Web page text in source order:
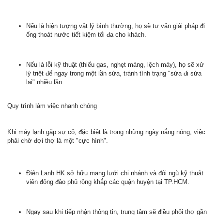
Nếu là hiện tượng vật lý bình thường, họ sẽ tư vấn giải pháp đi
ống thoát nước tiết kiệm tối đa cho khách.
Nếu là lỗi kỹ thuật (thiếu gas, nghẹt máng, lệch máy), họ sẽ xử
lý triệt để ngay trong một lần sửa, tránh tình trạng "sửa đi sửa
lại" nhiều lần.
Quy trình làm việc nhanh chóng
Khi máy lạnh gặp sự cố, đặc biệt là trong những ngày nắng nóng, việc
phải chờ đợi thợ là một "cực hình".
Điện Lạnh HK sở hữu mạng lưới chi nhánh và đội ngũ kỹ thuật
viên đông đảo phủ rộng khắp các quận huyện tại TP.HCM.
Ngay sau khi tiếp nhận thông tin, trung tâm sẽ điều phối thợ gần